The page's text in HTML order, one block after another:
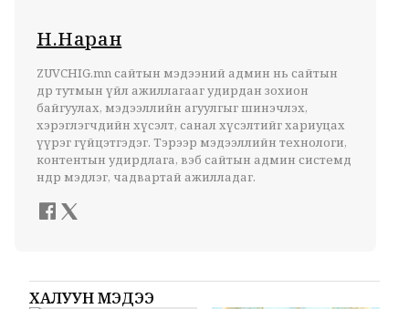
Н.Наран
ZUVCHIG.mn сайтын мэдээний админ нь сайтын
өдөр тутмын үйл ажиллагааг удирдан зохион
байгуулах, мэдээллийн агуулгыг шинэчлэх,
хэрэглэгчдийн хүсэлт, санал хүсэлтийг хариуцах
үүрэг гүйцэтгэдэг. Тэрээр мэдээллийн технологи,
контентын удирдлага, вэб сайтын админ системд
өндөр мэдлэг, чадвартай ажилладаг.
ХАЛУУН МЭДЭЭ